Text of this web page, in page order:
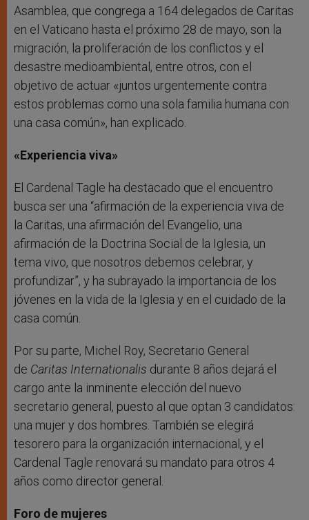
Asamblea, que congrega a 164 delegados de Caritas
en el Vaticano hasta el próximo 28 de mayo, son la
migración, la proliferación de los conflictos y el
desastre medioambiental, entre otros, con el
objetivo de actuar «juntos urgentemente contra
estos problemas como una sola familia humana con
una casa común», han explicado.
«Experiencia viva»
El Cardenal Tagle ha destacado que el encuentro
busca ser una “afirmación de la experiencia viva de
la Caritas, una afirmación del Evangelio, una
afirmación de la Doctrina Social de la Iglesia, un
tema vivo, que nosotros debemos celebrar, y
profundizar”, y ha subrayado la importancia de los
jóvenes en la vida de la Iglesia y en el cuidado de la
casa común.
Por su parte, Michel Roy, Secretario General
de Caritas Internationalis durante 8 años dejará el
cargo ante la inminente elección del nuevo
secretario general, puesto al que optan 3 candidatos:
una mujer y dos hombres. También se elegirá
tesorero para la organización internacional, y el
Cardenal Tagle renovará su mandato para otros 4
años como director general.
Foro de mujeres